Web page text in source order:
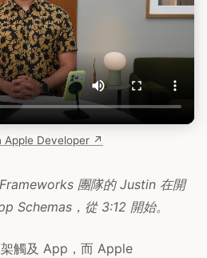
Apple Developer ↗
團隊的 Justin 在開
Schemas，從 3:12 開始。
觸及 App，而 Apple